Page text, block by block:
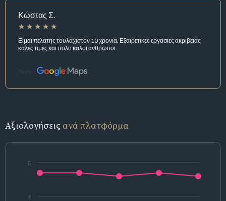
Κώστας Σ.
Ειμαι πελατης τουλαχιστον 10 χρονια. Εξαιρετικες εργασιες ακριβειας
καλες τιμες και πολυ καλοι ανθρωποι.
Πηγή:
Αξιολογήσεις ανά πλατφόρμα
4
5